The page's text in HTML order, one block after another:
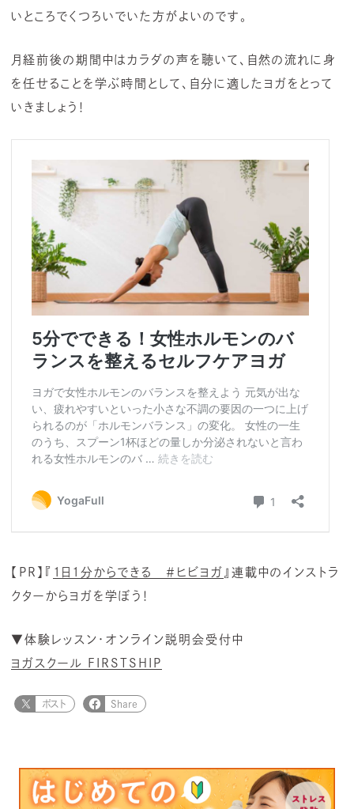
いところでくつろいでいた方がよいのです。
月経前後の期間中はカラダの声を聴いて、自然の流れに身
を任せることを学ぶ時間として、自分に適したヨガをとって
いきましょう！
【 PR 】『 1日1分からできる ＃ヒビヨガ 』連載中のインストラ
クターからヨガを学ぼう！
▼ 体験レッスン・オンライン説明会受付中
ヨガスクール FIRSTSHIP
ポスト Share